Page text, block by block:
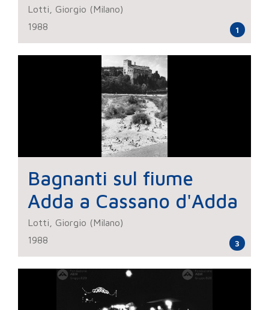
Lotti, Giorgio (Milano)
1988
1
Bagnanti sul fiume
Adda a Cassano d'Adda
Lotti, Giorgio (Milano)
1988
3